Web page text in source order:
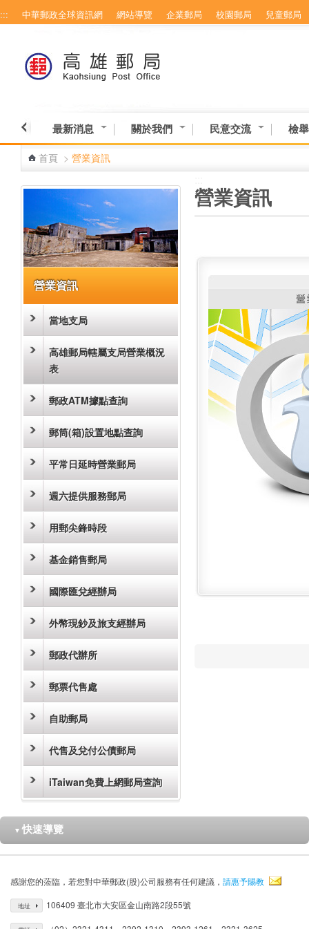
跳到主要內容區塊
::: 中華郵政全球資訊網 網站導覽 企業郵局 校園郵局 兒童郵局
最新消息 關於我們 民意交流 檢
首頁 > 營業資訊
營業資訊
當地支局
高雄郵局轄屬支局營業概況
表
郵政ATM據點查詢
郵筒(箱)設置地點查詢
平常日延時營業郵局
週六提供服務郵局
用郵尖鋒時段
基金銷售郵局
國際匯兌經辦局
外幣現鈔及旅支經辦局
郵政代辦所
郵票代售處
自助郵局
代售及兌付公債郵局
iTaiwan免費上網郵局查詢
營業資訊
▼ 快速導覽
感謝您的蒞臨，若您對中華郵政(股)公司服務有任何建議， 請惠予賜教
地址 106409 臺北市大安區金山南路2段55號